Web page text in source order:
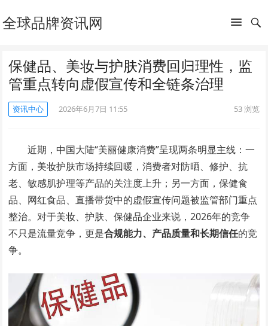
全球品牌资讯网
保健品、美妆与护肤消费回归理性，监
管重点转向虚假宣传和全链条治理
资讯中心 2026年6月7日 11:55 53浏览
近期，中国大陆“美丽健康消费”呈现两条明显主线：一
方面，美妆护肤市场持续回暖，消费者对防晒、修护、抗
老、敏感肌护理等产品的关注度上升；另一方面，保健食
品、网红食品、直播带货中的虚假宣传问题被监管部门重点
整治。对于美妆、护肤、保健品企业来说，2026年的竞争
不只是流量竞争，更是合规能力、产品质量和长期信任的竞
争。